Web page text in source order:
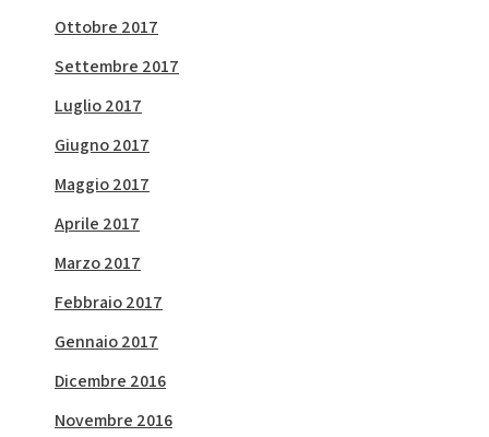
Ottobre 2017
Settembre 2017
Luglio 2017
Giugno 2017
Maggio 2017
Aprile 2017
Marzo 2017
Febbraio 2017
Gennaio 2017
Dicembre 2016
Novembre 2016